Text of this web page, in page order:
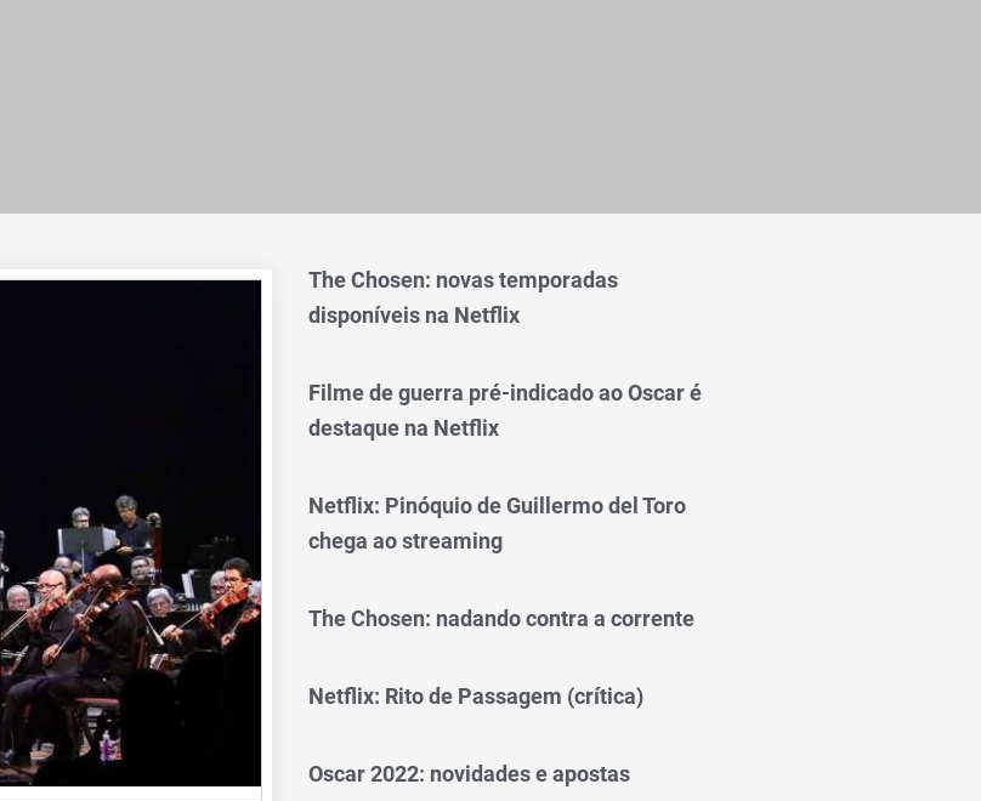
The Chosen: novas temporadas
disponíveis na Netflix
Filme de guerra pré-indicado ao Oscar é
destaque na Netflix
Netflix: Pinóquio de Guillermo del Toro
chega ao streaming
The Chosen: nadando contra a corrente
Netflix: Rito de Passagem (crítica)
Oscar 2022: novidades e apostas